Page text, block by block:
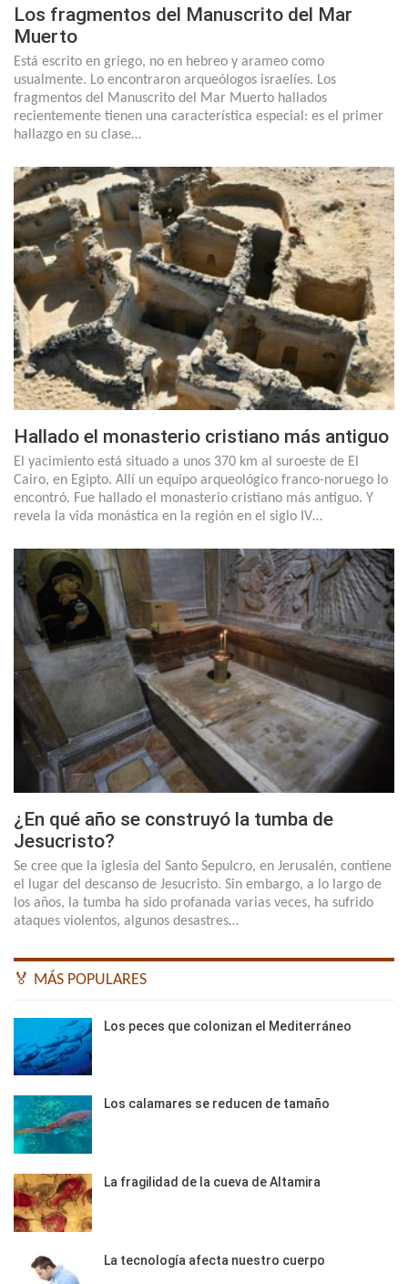
Los fragmentos del Manuscrito del Mar
Muerto
Está escrito en griego, no en hebreo y arameo como
usualmente. Lo encontraron arqueólogos israelíes. Los
fragmentos del Manuscrito del Mar Muerto hallados
recientemente tienen una característica especial: es el primer
hallazgo en su clase…
Hallado el monasterio cristiano más antiguo
El yacimiento está situado a unos 370 km al suroeste de El
Cairo, en Egipto. Allí un equipo arqueológico franco-noruego lo
encontró. Fue hallado el monasterio cristiano más antiguo. Y
revela la vida monástica en la región en el siglo IV…
¿En qué año se construyó la tumba de
Jesucristo?
Se cree que la iglesia del Santo Sepulcro, en Jerusalén, contiene
el lugar del descanso de Jesucristo. Sin embargo, a lo largo de
los años, la tumba ha sido profanada varias veces, ha sufrido
ataques violentos, algunos desastres…
🏅 MÁS POPULARES
Los peces que colonizan el Mediterráneo
Los calamares se reducen de tamaño
La fragilidad de la cueva de Altamira
La tecnología afecta nuestro cuerpo